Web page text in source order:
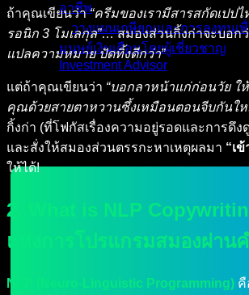
อาชีพ
วางแผนเกษียณและการลงทุนเ
มนุษย์เงินเดือนโดยผู้เชี่ยวชาญ
Investment Advisor
ผลงานที่ผ่านมา
บทความ
ติดต่อผม
ถ้าคุณเขียนว่า“ครีมของเรามีสารสกัดเปป
รอนิก 3 โมเลกุล”… สมองส่วนกิ้งก่าจะบอก
แปลความหมาย ปัดทิ้งดีกว่า”
แต่ถ้าคุณเขียนว่า “บอกลาหน้าแก่ก่อนวัย ใ
คุณด้วยสายตาหวานซึ้งเหมือนตอนจีบกันให
กิ้งก่า (ที่โฟกัสเรื่องความอยู่รอดและการดึ
และสั่งให้สมองส่วนตรรกะหาเหตุผลมา “เ
ให้ได้!
2. What is NLP
แห่งการโปรแกรมสมองผ่าน
NLP (Neuro-Linguistic Programming) คื